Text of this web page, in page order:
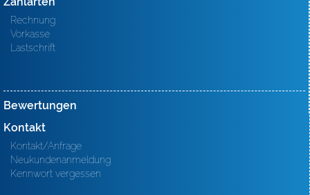
Rechnung
Vorkasse
Lastschrift
Bewertungen
Kontakt
Kontakt/Anfrage
Neukundenanmeldung
Kennwort vergessen